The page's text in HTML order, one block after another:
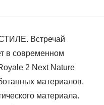
Встречай
в современном
2 Next Nature
материалов.
материала.